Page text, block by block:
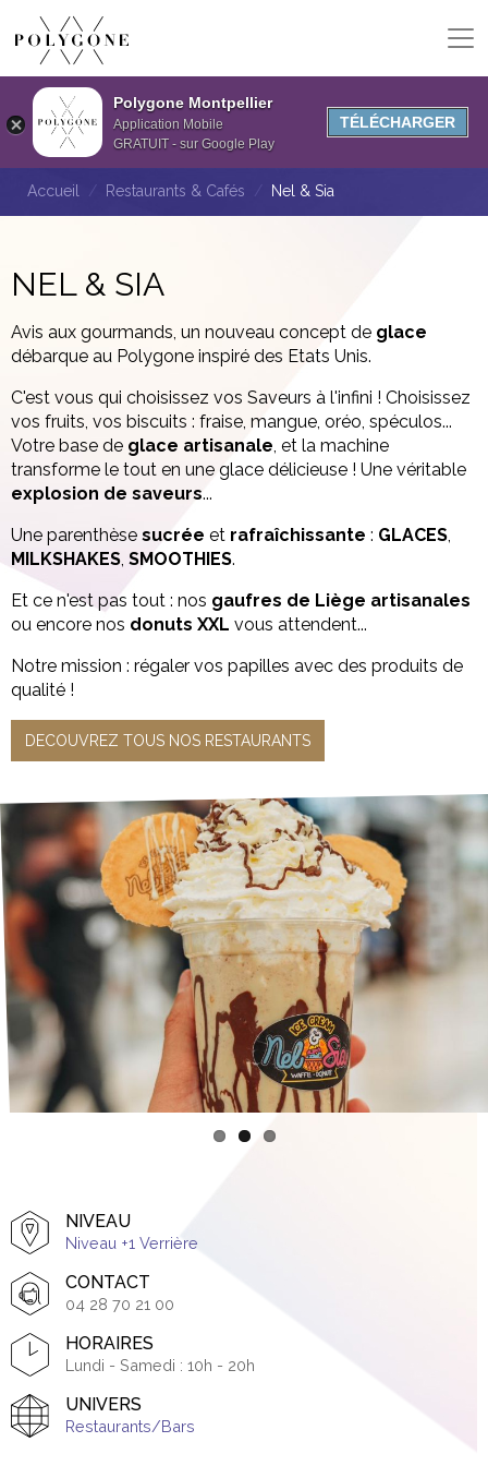
Polygone Montpellier
Application Mobile
GRATUIT - sur Google Play
TÉLÉCHARGER
Accueil Restaurants & Cafés Nel & Sia
NEL & SIA
Avis aux gourmands, un nouveau concept de glace
débarque au Polygone inspiré des Etats Unis.
C'est vous qui choisissez vos Saveurs à l'infini ! Choisissez
vos fruits, vos biscuits : fraise, mangue, oréo, spéculos...
Votre base de glace artisanale, et la machine
transforme le tout en une glace délicieuse ! Une véritable
explosion de saveurs...
Une parenthèse sucrée et rafraîchissante : GLACES,
MILKSHAKES, SMOOTHIES.
Et ce n'est pas tout : nos gaufres de Liège artisanales
ou encore nos donuts XXL vous attendent...
Notre mission : régaler vos papilles avec des produits de
qualité !
DECOUVREZ TOUS NOS RESTAURANTS
NIVEAU
Niveau +1 Verrière
CONTACT
04 28 70 21 00
HORAIRES
Lundi - Samedi : 10h - 20h
UNIVERS
Restaurants/Bars